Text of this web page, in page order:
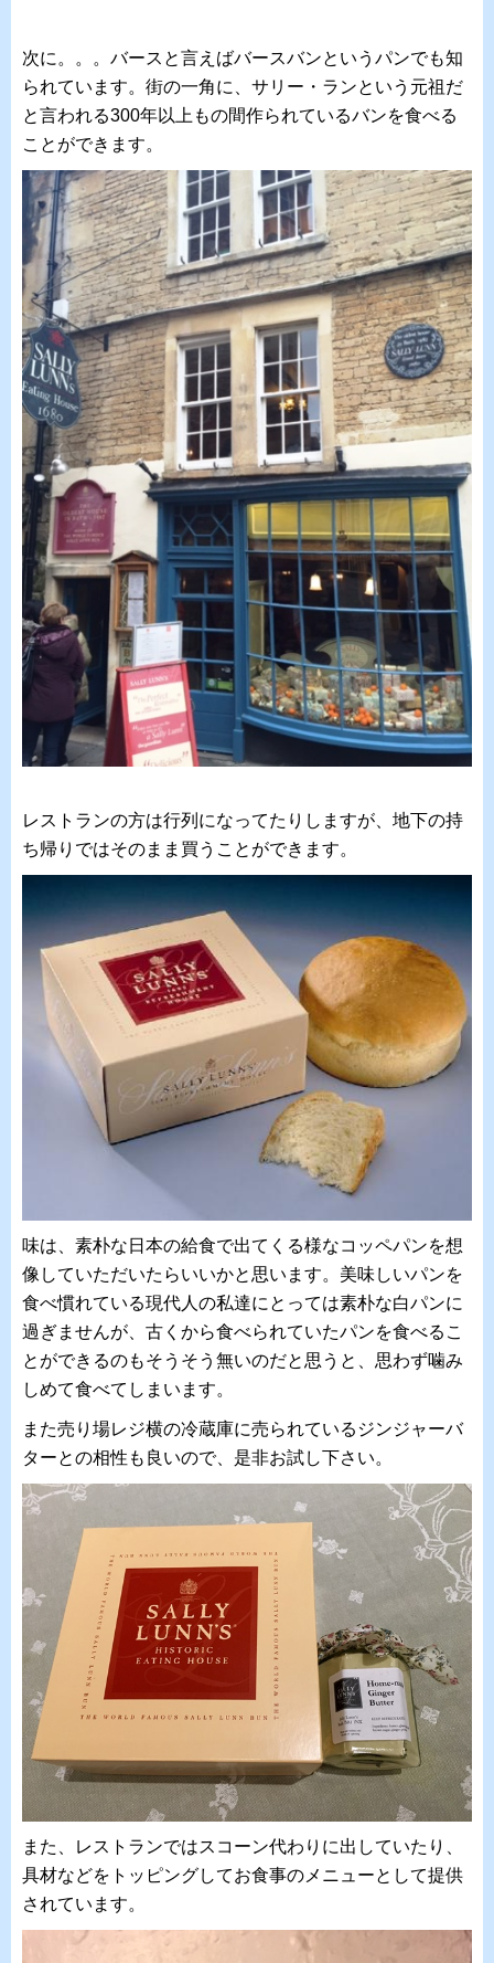
次に。。。バースと言えばバースバンというパンでも知
られています。街の一角に、サリー・ランという元祖だ
と言われる300年以上もの間作られているバンを食べる
ことができます。
レストランの方は行列になってたりしますが、地下の持
ち帰りではそのまま買うことができます。
味は、素朴な日本の給食で出てくる様なコッペパンを想
像していただいたらいいかと思います。美味しいパンを
食べ慣れている現代人の私達にとっては素朴な白パンに
過ぎませんが、古くから食べられていたパンを食べるこ
とができるのもそうそう無いのだと思うと、思わず噛み
しめて食べてしまいます。
また売り場レジ横の冷蔵庫に売られているジンジャーバ
ターとの相性も良いので、是非お試し下さい。
また、レストランではスコーン代わりに出していたり、
具材などをトッピングしてお食事のメニューとして提供
されています。